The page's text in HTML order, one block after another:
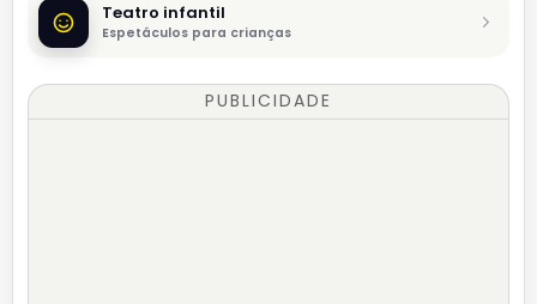
Teatro infantil
Espetáculos para crianças
PUBLICIDADE